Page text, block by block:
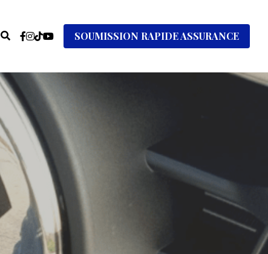
SOUMISSION RAPIDE ASSURANCE